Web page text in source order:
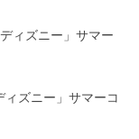
ィズニー」サマー
ズニー」サマーコ